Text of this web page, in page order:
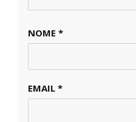
NOME *
EMAIL *